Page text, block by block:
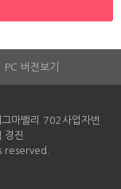
PC 버전보기
마밸리 702사업자번
진